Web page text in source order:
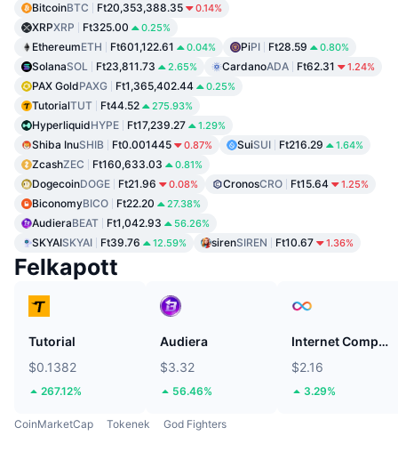
BitcoinBTC Ft20,353,388.35 0.14%
XRPXRP Ft325.00 0.25%
EthereumETH Ft601,122.61 0.04% PiPI Ft28.59 0.80%
SolanaSOL Ft23,811.73 2.65% CardanoADA Ft62.31 1.24%
PAX GoldPAXG Ft1,365,402.44 0.25%
TutorialTUT Ft44.52 275.93%
HyperliquidHYPE Ft17,239.27 1.29%
Shiba InuSHIB Ft0.001445 0.87% SuiSUI Ft216.29 1.64%
ZcashZEC Ft160,633.03 0.81%
DogecoinDOGE Ft21.96 0.08% CronosCRO Ft15.64 1.25%
BiconomyBICO Ft22.20 27.38%
AudieraBEAT Ft1,042.93 56.26%
SKYAISKYAI Ft39.76 12.59% sirenSIREN Ft10.67 1.36%
Felkapott
Tutorial
$0.1382
267.12%
Audiera
$3.32
56.46%
Internet Computer
$2.16
3.29%
CoinMarketCap Tokenek God Fighters